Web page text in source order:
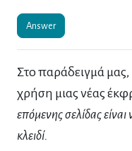
Answer
Στο παράδειγμά μας,
χρήση μιας νέας
επόμενης σελίδας
κλειδί.